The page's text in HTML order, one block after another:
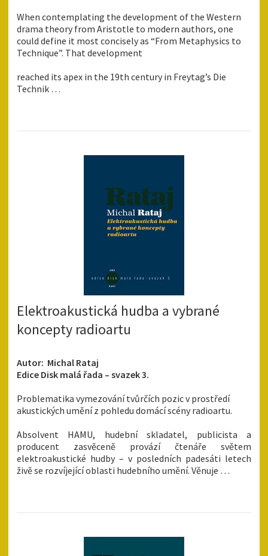
When contemplating the development of the Western
drama theory from Aristotle to modern authors, one
could define it most concisely as “From Metaphysics to
Technique”. That development
reached its apex in the 19th century in Freytag’s Die
Technik …
Elektroakustická hudba a vybrané
koncepty radioartu
Autor: Michal Rataj
Edice Disk malá řada – svazek 3.
Problematika vymezování tvůrčích pozic v prostředí
akustických umění z pohledu domácí scény radioartu.
Absolvent HAMU, hudební skladatel, publicista a
producent zasvěceně provází čtenáře světem
elektroakustické hudby – v posledních padesáti letech
živě se rozvíjející oblasti hudebního umění. Věnuje …